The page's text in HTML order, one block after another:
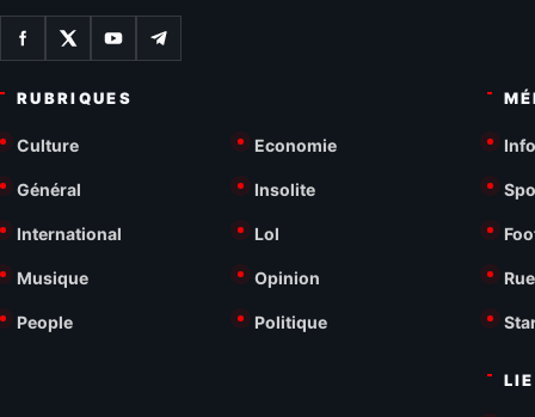
RUBRIQUES
Culture Economie
Général Insolite
International Lol
Musique Opinion
People Politique